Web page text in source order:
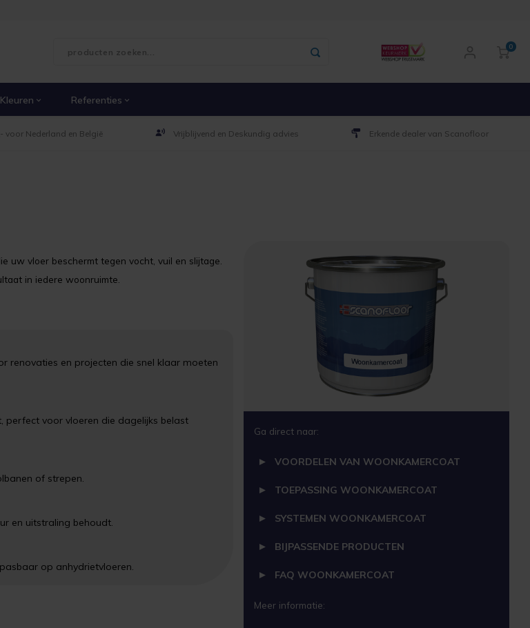
0
Kleuren Referenties
voor Nederland en België Vrijblijvend en Deskundig advies Erkende dealer van Scanofloor
uw vloer beschermt tegen vocht, vuil en slijtage.
in iedere woonruimte.
renovaties en projecten die snel klaar moeten
perfect voor vloeren die dagelijks belast
of strepen.
en uitstraling behoudt.
op anhydrietvloeren.
Ga direct naar:
VOORDELEN VAN WOONKAMERCOAT
TOEPASSING WOONKAMERCOAT
SYSTEMEN WOONKAMERCOAT
BIJPASSENDE PRODUCTEN
FAQ WOONKAMERCOAT
Meer informatie: